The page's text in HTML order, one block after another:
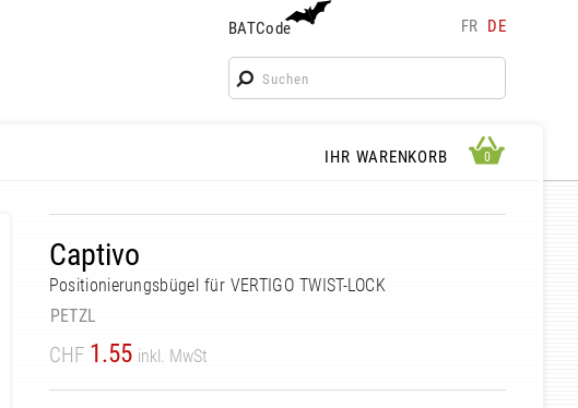
BATCode FR DE
BATCode
Geben Sie Ihren Namen ein und bestätigen
IHR WARENKORB 0 0
Captivo
Positionierungsbügel für VERTIGO TWIST-LOCK
PETZL
CHF 1.55 inkl. MwSt